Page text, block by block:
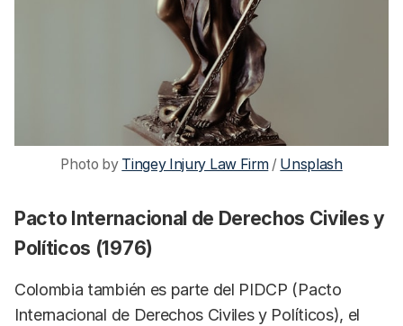
Photo by Tingey Injury Law Firm / Unsplash
Pacto Internacional de Derechos Civiles y
Políticos (1976)
Colombia también es parte del PIDCP (Pacto
Internacional de Derechos Civiles y Políticos), el